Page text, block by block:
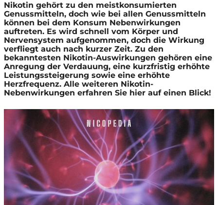
Nikotin gehört zu den meistkonsumierten
Genussmitteln, doch wie bei allen Genussmitteln
können bei dem Konsum Nebenwirkungen
auftreten. Es wird schnell vom Körper und
Nervensystem aufgenommen, doch die Wirkung
verfliegt auch nach kurzer Zeit. Zu den
bekanntesten Nikotin-Auswirkungen gehören eine
Anregung der Verdauung, eine kurzfristig erhöhte
Leistungssteigerung sowie eine erhöhte
Herzfrequenz. Alle weiteren Nikotin-
Nebenwirkungen erfahren Sie hier auf einen Blick!